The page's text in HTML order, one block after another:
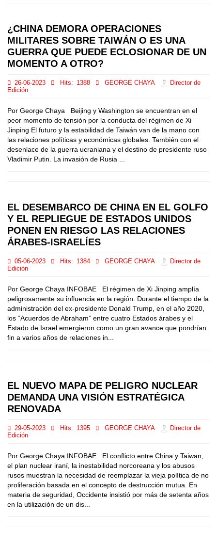
¿CHINA DEMORA OPERACIONES
MILITARES SOBRE TAIWÁN O ES UNA
GUERRA QUE PUEDE ECLOSIONAR DE UN
MOMENTO A OTRO?
26-06-2023 Hits: 1388 GEORGE CHAYA
Director de
Edición
Por George Chaya Beijing y Washington se encuentran en el
peor momento de tensión por la conducta del régimen de Xi
Jinping El futuro y la estabilidad de Taiwán van de la mano con
las relaciones políticas y económicas globales. También con el
desenlace de la guerra ucraniana y el destino de presidente ruso
Vladimir Putin. La invasión de Rusia ...
EL DESEMBARCO DE CHINA EN EL GOLFO
Y EL REPLIEGUE DE ESTADOS UNIDOS
PONEN EN RIESGO LAS RELACIONES
ÁRABES-ISRAELÍES
05-06-2023 Hits: 1384 GEORGE CHAYA
Director de
Edición
Por George Chaya INFOBAE El régimen de Xi Jinping amplía
peligrosamente su influencia en la región. Durante el tiempo de la
administración del ex-presidente Donald Trump, en el año 2020,
los “Acuerdos de Abraham” entre cuatro Estados árabes y el
Estado de Israel emergieron como un gran avance que pondrían
fin a varios años de relaciones in...
EL NUEVO MAPA DE PELIGRO NUCLEAR
DEMANDA UNA VISIÓN ESTRATÉGICA
RENOVADA
29-05-2023 Hits: 1395 GEORGE CHAYA
Director de
Edición
Por George Chaya INFOBAE El conflicto entre China y Taiwan,
el plan nuclear iraní, la inestabilidad norcoreana y los abusos
rusos muestran la necesidad de reemplazar la vieja política de no
proliferación basada en el concepto de destrucción mutua. En
materia de seguridad, Occidente insistió por más de setenta años
en la utilización de un dis...